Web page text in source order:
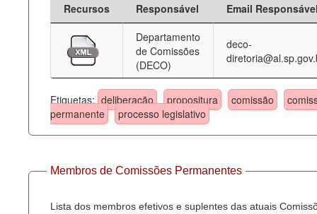
Recursos Responsável
Email
Departamento
de Comissões
(DECO)
deco-
Etiquetas: deliberação propositura comissão
permanente
processo legislativo
Membros de Comissões Permanentes
Lista dos membros efetivos e suplentes das atuais